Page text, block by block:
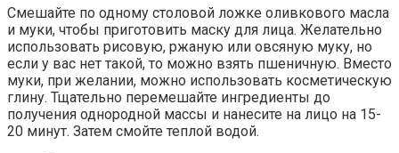
Смешайте по одному столовой ложке оливкового масла
и муки, чтобы приготовить маску для лица. Желательно
использовать рисовую, ржаную или овсяную муку, но
если у вас нет такой, то можно взять пшеничную. Вместо
муки, при желании, можно использовать косметическую
глину. Тщательно перемешайте ингредиенты до
получения однородной массы и нанесите на лицо на 15-
20 минут. Затем смойте теплой водой.